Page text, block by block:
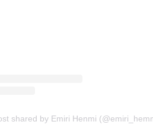
shared by Emiri Henmi